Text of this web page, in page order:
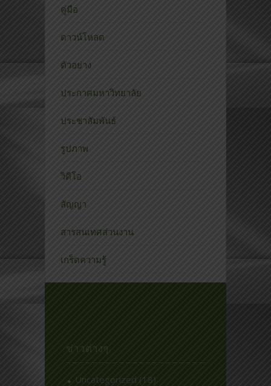
คู่มือ
ดาวน์โหลด
ตัวอย่าง
ประกาศมหาวิทยาลัย
ประชาสัมพันธ์
รูปภาพ
วิดีโอ
สัญญา
สารสนเทศส่วนงาน
เกร็ดความรู้
ข่าวต่างๆ
Uncategorized (18)